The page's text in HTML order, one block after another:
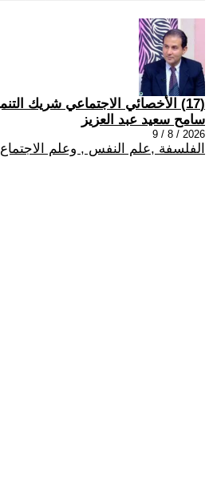
(17) الأخصائي الاجتماعي شريك التنمية المجهول
سامح سعيد عبد العزيز
2026 / 8 / 9
الفلسفة ,علم النفس , وعلم الاجتماع